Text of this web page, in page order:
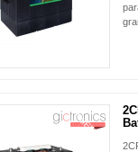
NUEVO